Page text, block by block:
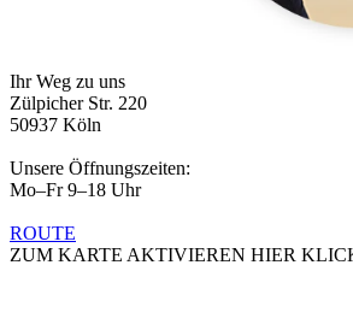
Ihr Weg zu uns
Zülpicher Str. 220
50937 Köln
Unsere Öffnungszeiten:
Mo–Fr 9–18 Uhr
ROUTE
ZUM KARTE AKTIVIEREN HIER